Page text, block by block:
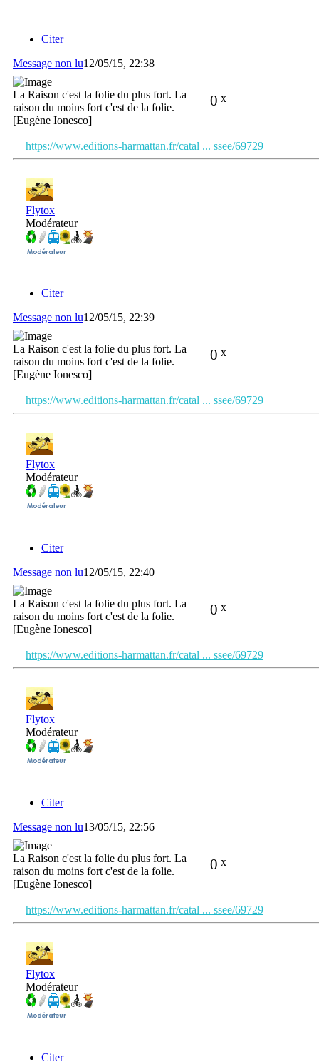
Citer
Message non lu12/05/15, 22:38
0 x
La Raison c'est la folie du plus fort. La
raison du moins fort c'est de la folie.
[Eugène Ionesco]
https://www.editions-harmattan.fr/catal ... ssee/69729
Flytox
Modérateur
Citer
Message non lu12/05/15, 22:39
0 x
La Raison c'est la folie du plus fort. La
raison du moins fort c'est de la folie.
[Eugène Ionesco]
https://www.editions-harmattan.fr/catal ... ssee/69729
Flytox
Modérateur
Citer
Message non lu12/05/15, 22:40
0 x
La Raison c'est la folie du plus fort. La
raison du moins fort c'est de la folie.
[Eugène Ionesco]
https://www.editions-harmattan.fr/catal ... ssee/69729
Flytox
Modérateur
Citer
Message non lu13/05/15, 22:56
0 x
La Raison c'est la folie du plus fort. La
raison du moins fort c'est de la folie.
[Eugène Ionesco]
https://www.editions-harmattan.fr/catal ... ssee/69729
Flytox
Modérateur
Citer